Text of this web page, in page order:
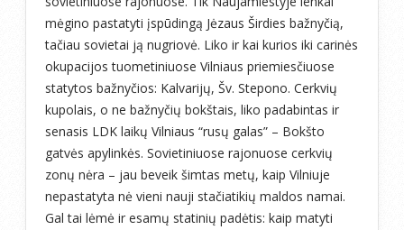
mėgino pastatyti įspūdingą Jėzaus Širdies bažnyčią,
tačiau sovietai ją nugriovė. Liko ir kai kurios iki carinės
okupacijos tuometiniuose Vilniaus priemiesčiuose
statytos bažnyčios: Kalvarijų, Šv. Stepono. Cerkvių
kupolais, o ne bažnyčių bokštais, liko padabintas ir
senasis LDK laikų Vilniaus “rusų galas” – Bokšto
gatvės apylinkės. Sovietiniuose rajonuose cerkvių
zonų nėra – jau beveik šimtas metų, kaip Vilniuje
nepastatyta nė vieni nauji stačiatikių maldos namai.
Gal tai lėmė ir esamų statinių padėtis: kaip matyti